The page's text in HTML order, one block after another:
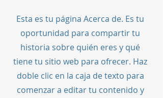
Esta es tu página Acerca de. Es tu
oportunidad para compartir tu
historia sobre quién eres y qué
tiene tu sitio web para ofrecer. Haz
doble clic en la caja de texto para
comenzar a editar tu contenido y